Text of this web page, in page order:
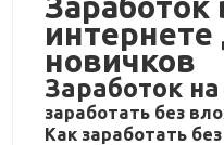
новичков
Заработок
заработать без
Как заработать